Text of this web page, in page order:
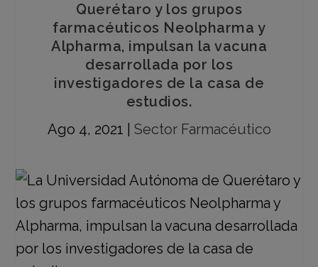
Querétaro y los grupos
farmacéuticos Neolpharma y
Alpharma, impulsan la vacuna
desarrollada por los
investigadores de la casa de
estudios.
Ago 4, 2021
Sector Farmacéutico